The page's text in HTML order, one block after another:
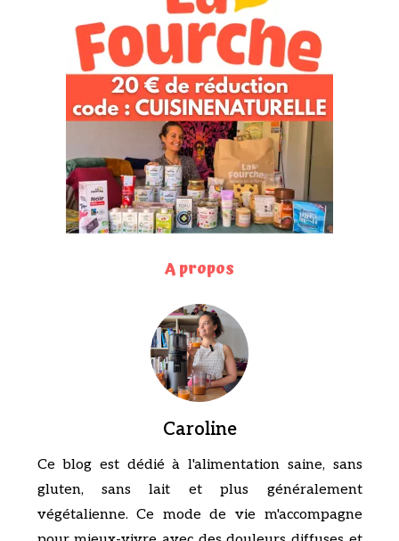
A propos
Caroline
Ce blog est dédié à l'alimentation saine, sans
gluten, sans lait et plus généralement
végétalienne. Ce mode de vie m'accompagne